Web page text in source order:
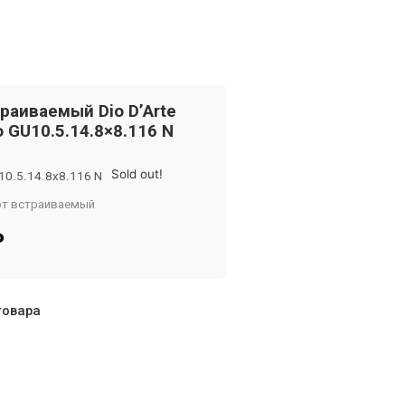
Dio D’Arte
GU10.5.14.8×8.116 N
N
встраиваемый
Sold out!